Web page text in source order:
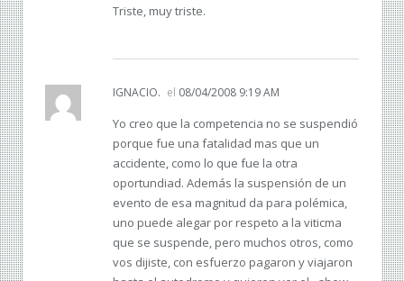
Triste, muy triste.
IGNACIO. el 08/04/2008 9:19 AM
Yo creo que la competencia no se suspendió
porque fue una fatalidad mas que un
accidente, como lo que fue la otra
oportundiad. Además la suspensión de un
evento de esa magnitud da para polémica,
uno puede alegar por respeto a la viticma
que se suspende, pero muchos otros, como
vos dijiste, con esfuerzo pagaron y viajaron